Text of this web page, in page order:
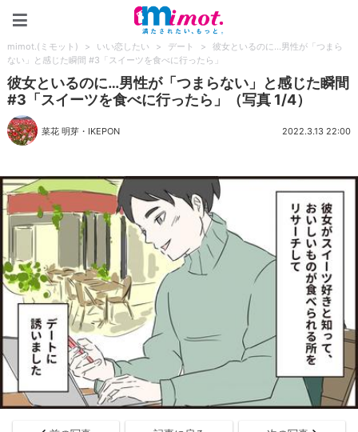
mimot.(ミモット) > いい恋したい > デート >
彼女といるのに…男性が「つまら
ない」と感じた瞬間 #3「スイーツを食べに行ったら」
彼女といるのに…男性が「つまらない」と感じた瞬間
#3「スイーツを食べに行ったら」（写真 1/4）
菜花 明芽 ・ IKEPON 2022.3.13 22:00